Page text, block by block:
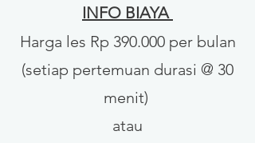
INFO BIAYA
Harga les Rp 390.000 per bulan
(setiap pertemuan durasi @ 30
menit)
atau